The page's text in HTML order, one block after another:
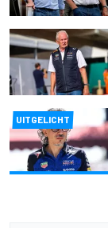
UITGELICHT